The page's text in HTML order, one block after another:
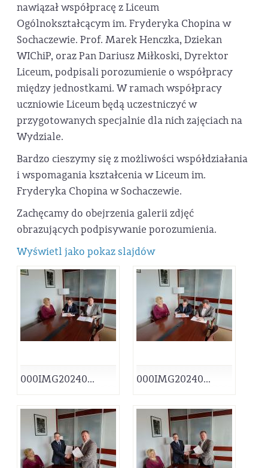
nawiązał współpracę z Liceum
Ogólnokształcącym im. Fryderyka Chopina w
Sochaczewie. Prof. Marek Henczka, Dziekan
WIChiP, oraz Pan Dariusz Miłkoski, Dyrektor
Liceum, podpisali porozumienie o współpracy
między jednostkami. W ramach współpracy
uczniowie Liceum będą uczestniczyć w
przygotowanych specjalnie dla nich zajęciach na
Wydziale.
Bardzo cieszymy się z możliwości współdziałania
i wspomagania kształcenia w Liceum im.
Fryderyka Chopina w Sochaczewie.
Zachęcamy do obejrzenia galerii zdjęć
obrazujących podpisywanie porozumienia.
Wyświetl jako pokaz slajdów
000IMG20240... 000IMG20240...